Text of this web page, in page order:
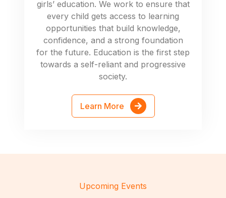
girls’ education. We work to ensure that
every child gets access to learning
opportunities that build knowledge,
confidence, and a strong foundation
for the future. Education is the first step
towards a self-reliant and progressive
society.
Learn More
Upcoming Events